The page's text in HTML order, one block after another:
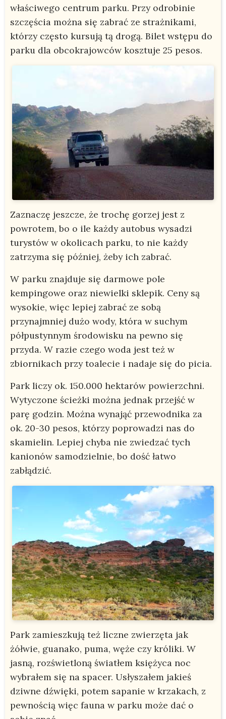
właściwego centrum parku. Przy odrobinie
szczęścia można się zabrać ze strażnikami,
którzy często kursują tą drogą. Bilet wstępu do
parku dla obcokrajowców kosztuje 25 pesos.
Zaznaczę jeszcze, że trochę gorzej jest z
powrotem, bo o ile każdy autobus wysadzi
turystów w okolicach parku, to nie każdy
zatrzyma się później, żeby ich zabrać.
W parku znajduje się darmowe pole
kempingowe oraz niewielki sklepik. Ceny są
wysokie, więc lepiej zabrać ze sobą
przynajmniej dużo wody, która w suchym
półpustynnym środowisku na pewno się
przyda. W razie czego woda jest też w
zbiornikach przy toalecie i nadaje się do picia.
Park liczy ok. 150.000 hektarów powierzchni.
Wytyczone ścieżki można jednak przejść w
parę godzin. Można wynająć przewodnika za
ok. 20-30 pesos, którzy poprowadzi nas do
skamielin. Lepiej chyba nie zwiedzać tych
kanionów samodzielnie, bo dość łatwo
zabłądzić.
Park zamieszkują też liczne zwierzęta jak
żółwie, guanako, puma, węże czy króliki. W
jasną, rozświetloną światłem księżyca noc
wybrałem się na spacer. Usłyszałem jakieś
dziwne dźwięki, potem sapanie w krzakach, z
pewnością więc fauna w parku może dać o